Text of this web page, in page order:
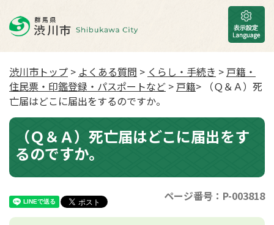
渋川市トップ > よくある質問 > くらし・手続き > 戸籍・
住民票・印鑑登録・パスポートなど > 戸籍> （Ｑ＆Ａ）死
亡届はどこに届出をするのですか。
（Ｑ＆Ａ）死亡届はどこに届出をす
るのですか。
ページ番号：P-003818